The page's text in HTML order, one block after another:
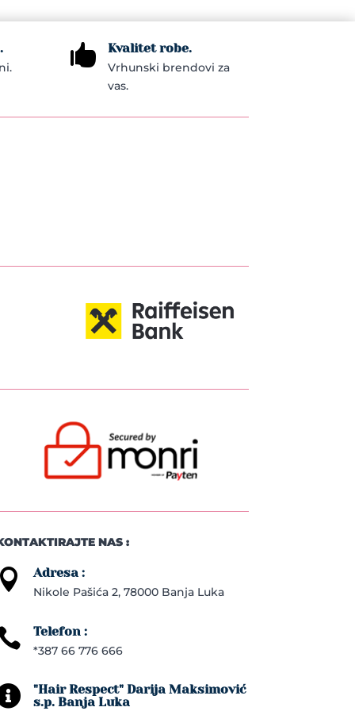
 Kvalitet robe.
Vrhunski brendovi za
vas.
NAS :
Adresa :
Nikole Pašića 2, 78000 Banja Luka
Telefon :
*387 66 776 666
"Hair Respect" Darija Maksimović
s.p. Banja Luka